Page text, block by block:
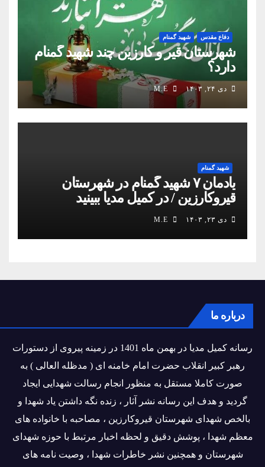
دفاع مقدس شهید گمنام
شهرستان قیر و کارزین چند شهید گمنام
دارد؟
دی ۲۴, ۱۴۰۳
شهید گمنام
یادمان ۷ شهید گمنام در شهرستان
قیروکارزین / در کمیل مدیا ببینید
دی ۲۳, ۱۴۰۳
درباره ما
رسانه کمیل مدیا در بهمن ماه 1401 در زمینه پیروی از دستورات
رهبر کبیر انقلاب حضرت امام خامنه ای ( مدظله العالی ) به
صورت کاملا مستقل به منظور انجام رسالت شهدایی ایجاد
گردید و هدف این رسانه نشر آثار ، زنده نگه داشتن یاد شهدا و
بالخص شهدای شهرستان قیروکارزین ، مصاحبه با خانواده های
معظم شهدا ، پوشش دقیق و لحظه اخبار مرتبط با حوزه شهدای
شهرستان و همچنین نشر خاطرات شهدا ، وصیت نامه های